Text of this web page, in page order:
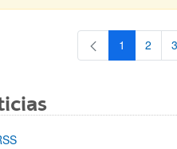
Página
1 Página
2 3